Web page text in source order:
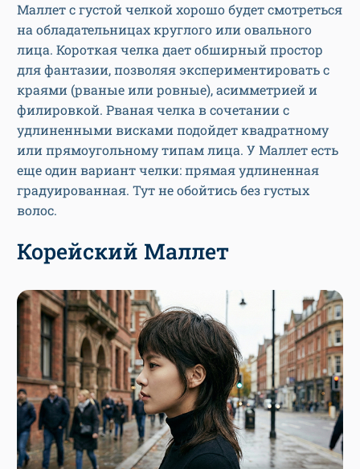
Маллет с густой челкой хорошо будет смотреться
на обладательницах круглого или овального
лица. Короткая челка дает обширный простор
для фантазии, позволяя экспериментировать с
краями (рваные или ровные), асимметрией и
филировкой. Рваная челка в сочетании с
удлиненными висками подойдет квадратному
или прямоугольному типам лица. У Маллет есть
еще один вариант челки: прямая удлиненная
градуированная. Тут не обойтись без густых
волос.
Корейский Маллет